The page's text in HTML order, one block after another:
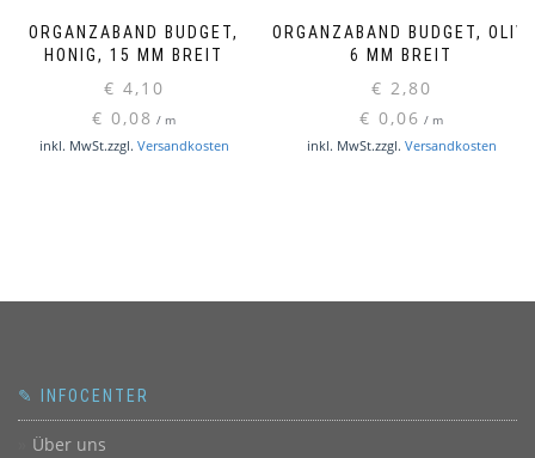
ORGANZABAND BUDGET,
HONIG, 15 MM BREIT
€ 4,10
€ 0,08 / m
inkl. MwSt.zzgl. Versandkosten
ORGANZABAND BUDGET, OLIV,
6 MM BREIT
€ 2,80
€ 0,06 / m
inkl. MwSt.zzgl. Versandkosten
✎ INFOCENTER
Über uns